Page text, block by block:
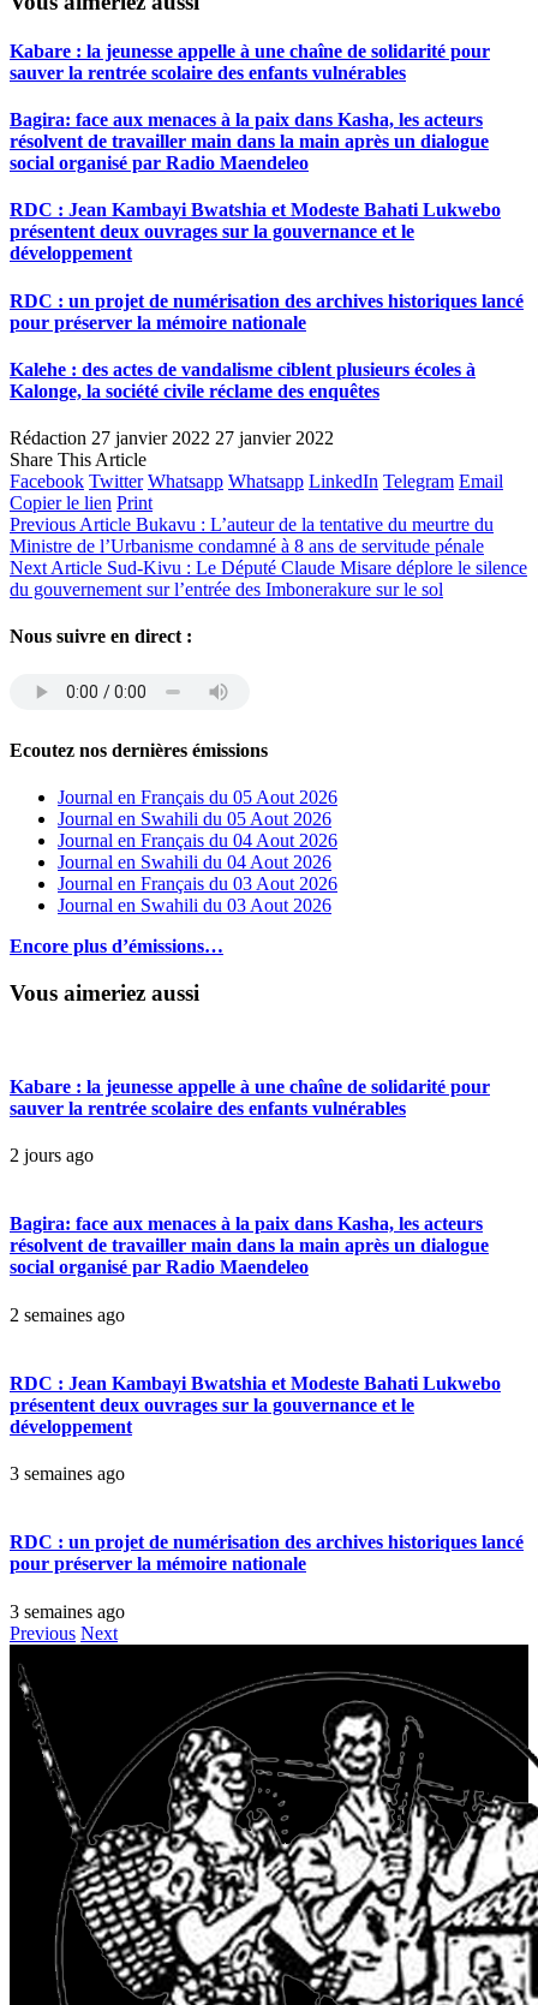
Kabare : la jeunesse appelle à une chaîne de solidarité pour
sauver la rentrée scolaire des enfants vulnérables
Bagira: face aux menaces à la paix dans Kasha, les acteurs
résolvent de travailler main dans la main après un dialogue
social organisé par Radio Maendeleo
RDC : Jean Kambayi Bwatshia et Modeste Bahati Lukwebo
présentent deux ouvrages sur la gouvernance et le
développement
RDC : un projet de numérisation des archives historiques lancé
pour préserver la mémoire nationale
Kalehe : des actes de vandalisme ciblent plusieurs écoles à
Kalonge, la société civile réclame des enquêtes
Rédaction 27 janvier 2022 27 janvier 2022
Share This Article
Facebook Twitter Whatsapp Whatsapp LinkedIn Telegram Email
Copier le lien Print
Previous Article Bukavu : L’auteur de la tentative du meurtre du
Ministre de l’Urbanisme condamné à 8 ans de servitude pénale
Next Article Sud-Kivu : Le Député Claude Misare déplore le silence
du gouvernement sur l’entrée des Imbonerakure sur le sol
Nous suivre en direct :
Ecoutez nos dernières émissions
Journal en Français du 05 Aout 2026
Journal en Swahili du 05 Aout 2026
Journal en Français du 04 Aout 2026
Journal en Swahili du 04 Aout 2026
Journal en Français du 03 Aout 2026
Journal en Swahili du 03 Aout 2026
Encore plus d’émissions…
Vous aimeriez aussi
Kabare : la jeunesse appelle à une chaîne de solidarité pour
sauver la rentrée scolaire des enfants vulnérables
2 jours ago
Bagira: face aux menaces à la paix dans Kasha, les acteurs
résolvent de travailler main dans la main après un dialogue
social organisé par Radio Maendeleo
2 semaines ago
RDC : Jean Kambayi Bwatshia et Modeste Bahati Lukwebo
présentent deux ouvrages sur la gouvernance et le
développement
3 semaines ago
RDC : un projet de numérisation des archives historiques lancé
pour préserver la mémoire nationale
3 semaines ago
Previous Next